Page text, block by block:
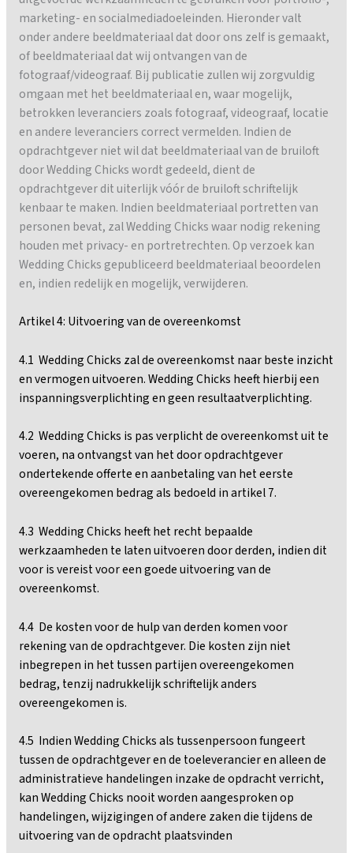
marketing- en socialmediadoeleinden. Hieronder valt
onder andere beeldmateriaal dat door ons zelf is gemaakt,
of beeldmateriaal dat wij ontvangen van de
fotograaf/videograaf. Bij publicatie zullen wij zorgvuldig
omgaan met het beeldmateriaal en, waar mogelijk,
betrokken leveranciers zoals fotograaf, videograaf, locatie
en andere leveranciers correct vermelden. Indien de
opdrachtgever niet wil dat beeldmateriaal van de bruiloft
door Wedding Chicks wordt gedeeld, dient de
opdrachtgever dit uiterlijk vóór de bruiloft schriftelijk
kenbaar te maken. Indien beeldmateriaal portretten van
personen bevat, zal Wedding Chicks waar nodig rekening
houden met privacy- en portretrechten. Op verzoek kan
Wedding Chicks gepubliceerd beeldmateriaal beoordelen
en, indien redelijk en mogelijk, verwijderen.
Artikel 4: Uitvoering van de overeenkomst
4.1 Wedding Chicks zal de overeenkomst naar beste inzicht
en vermogen uitvoeren. Wedding Chicks heeft hierbij een
inspanningsverplichting en geen resultaatverplichting.
4.2 Wedding Chicks is pas verplicht de overeenkomst uit te
voeren, na ontvangst van het door opdrachtgever
ondertekende offerte en aanbetaling van het eerste
overeengekomen bedrag als bedoeld in artikel 7.
4.3 Wedding Chicks heeft het recht bepaalde
werkzaamheden te laten uitvoeren door derden, indien dit
voor is vereist voor een goede uitvoering van de
overeenkomst.
4.4 De kosten voor de hulp van derden komen voor
rekening van de opdrachtgever. Die kosten zijn niet
inbegrepen in het tussen partijen overeengekomen
bedrag, tenzij nadrukkelijk schriftelijk anders
overeengekomen is.
4.5 Indien Wedding Chicks als tussenpersoon fungeert
tussen de opdrachtgever en de toeleverancier en alleen de
administratieve handelingen inzake de opdracht verricht,
kan Wedding Chicks nooit worden aangesproken op
handelingen, wijzigingen of andere zaken die tijdens de
uitvoering van de opdracht plaatsvinden